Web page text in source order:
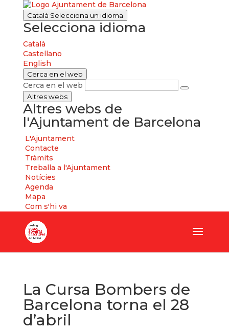
Català Selecciona un idioma
Selecciona idioma
Català
Castellano
English
Cerca en el web
Cerca en el web
Altres webs
Altres webs de
l'Ajuntament de Barcelona
L'Ajuntament
Contacte
Tràmits
Treballa a l'Ajuntament
Notícies
Agenda
Mapa
Com s'hi va
La Cursa Bombers de
Barcelona torna el 28
d’abril